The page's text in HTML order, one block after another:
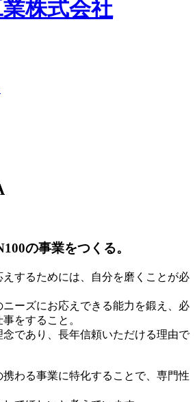
株式会社
100の事業をつくる。
するためには、自分を磨くことが必
ーズにお応えできる能力を鍛え、必
をすること。
であり、長年信頼いただける理由で
わる事業に特化することで、専門性